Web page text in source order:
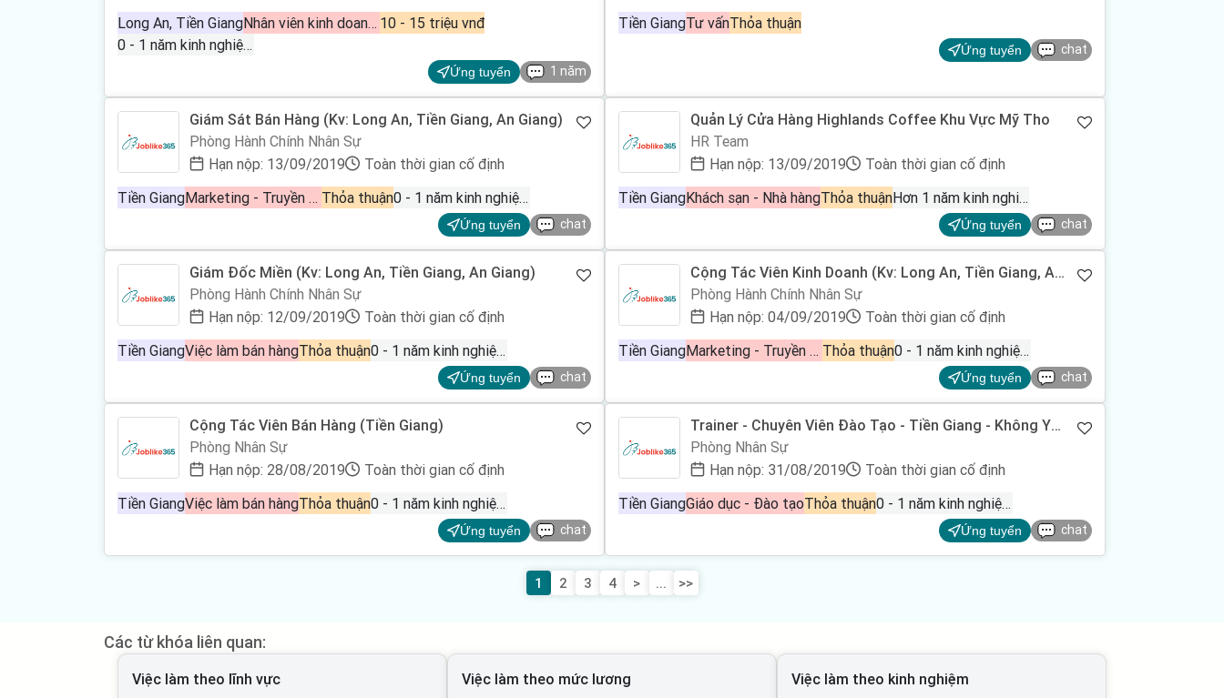
Long An, Tiền Giang
Nhân viên kinh doanh bán hàng, Phát triển thị trường, Tiếp thị - Quảng cáo 10 - 15 triệu vnđ
0 - 1 năm kinh nghiệm
Ứng tuyển 1 năm
Tiền GiangTư vấnThỏa thuận
Ứng tuyển chat
Giám Sát Bán Hàng (Kv: Long An, Tiền Giang, An Giang)
Phòng Hành Chính Nhân Sự
Hạn nộp: 13/09/2019
Toàn thời gian cố định
Tiền Giang
Marketing - Truyền thông - Quảng cáo Thỏa thuận 0 - 1 năm kinh nghiệm
Ứng tuyển chat
Quản Lý Cửa Hàng Highlands Coffee Khu Vực Mỹ Tho
HR Team
Hạn nộp: 13/09/2019
Toàn thời gian cố định
Tiền GiangKhách sạn - Nhà hàngThỏa thuận Hơn 1 năm kinh nghiệm
Ứng tuyển chat
Giám Đốc Miền (Kv: Long An, Tiền Giang, An Giang)
Phòng Hành Chính Nhân Sự
Hạn nộp: 12/09/2019
Toàn thời gian cố định
Tiền GiangViệc làm bán hàngThỏa thuận 0 - 1 năm kinh nghiệm
Ứng tuyển chat
Cộng Tác Viên Kinh Doanh (Kv: Long An, Tiền Giang, An
Giang)
Phòng Hành Chính Nhân Sự
Hạn nộp: 04/09/2019
Toàn thời gian cố định
Tiền Giang
Marketing - Truyền thông - Quảng cáo Thỏa thuận 0 - 1 năm kinh nghiệm
Ứng tuyển chat
Cộng Tác Viên Bán Hàng (Tiền Giang)
Phòng Nhân Sự
Hạn nộp: 28/08/2019
Toàn thời gian cố định
Tiền GiangViệc làm bán hàngThỏa thuận 0 - 1 năm kinh nghiệm
Ứng tuyển chat
Trainer - Chuyên Viên Đào Tạo - Tiền Giang - Không Yêu
Cầu Kinh Nghiệm
Phòng Nhân Sự
Hạn nộp: 31/08/2019
Toàn thời gian cố định
Tiền GiangGiáo dục - Đào tạoThỏa thuận 0 - 1 năm kinh nghiệm
Ứng tuyển chat
1 2 3 4 > ... >>
Các từ khóa liên quan:
Việc làm theo lĩnh vực
Việc làm theo mức lương
Việc làm theo kinh nghiệm